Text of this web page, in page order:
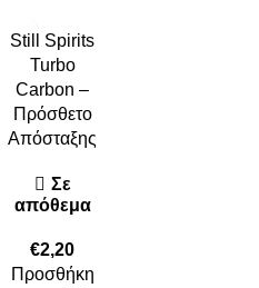
Still Spirits
Turbo
Carbon –
Πρόσθετο
Απόσταξης
Σε
απόθεμα
€2,20
Προσθήκη